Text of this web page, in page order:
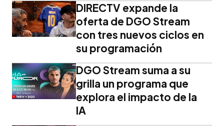
DIRECTV expande la
oferta de DGO Stream
con tres nuevos ciclos en
su programación
DGO Stream suma a su
grilla un programa que
explora el impacto de la
IA